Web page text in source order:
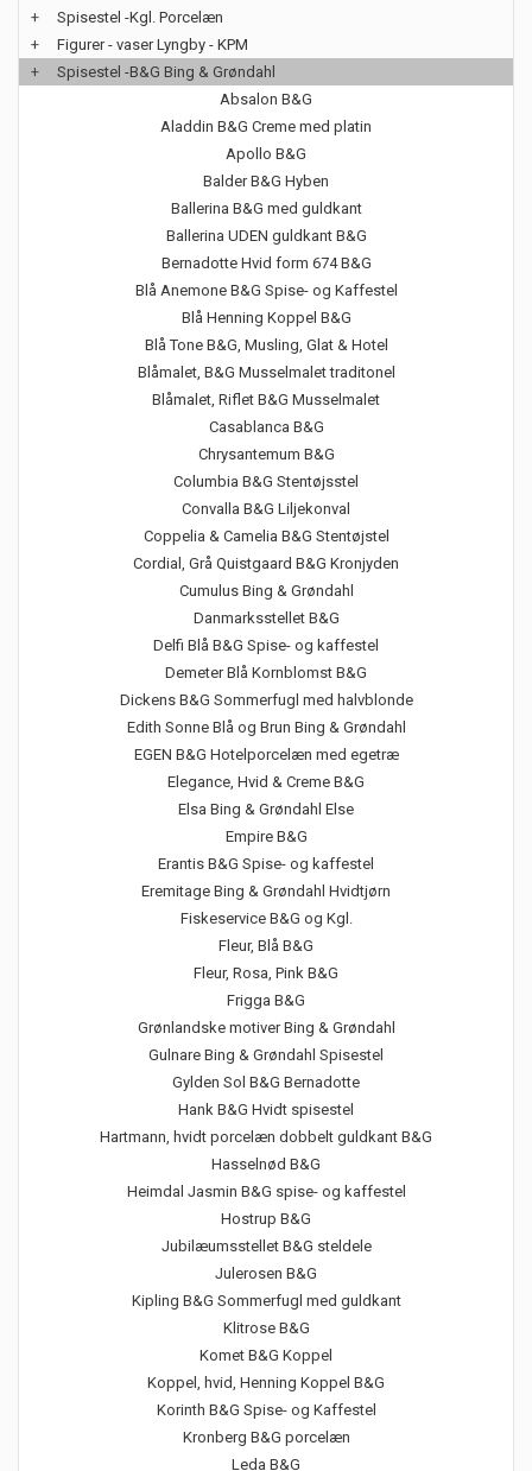
+
Spisestel -Kgl. Porcelæn
+
Figurer - vaser Lyngby - KPM
+
Spisestel -B&G Bing & Grøndahl
Absalon B&G
Aladdin B&G Creme med platin
Apollo B&G
Balder B&G Hyben
Ballerina B&G med guldkant
Ballerina UDEN guldkant B&G
Bernadotte Hvid form 674 B&G
Blå Anemone B&G Spise- og Kaffestel
Blå Henning Koppel B&G
Blå Tone B&G, Musling, Glat & Hotel
Blåmalet, B&G Musselmalet traditonel
Blåmalet, Riflet B&G Musselmalet
Casablanca B&G
Chrysantemum B&G
Columbia B&G Stentøjsstel
Convalla B&G Liljekonval
Coppelia & Camelia B&G Stentøjstel
Cordial, Grå Quistgaard B&G Kronjyden
Cumulus Bing & Grøndahl
Danmarksstellet B&G
Delfi Blå B&G Spise- og kaffestel
Demeter Blå Kornblomst B&G
Dickens B&G Sommerfugl med halvblonde
Edith Sonne Blå og Brun Bing & Grøndahl
EGEN B&G Hotelporcelæn med egetræ
Elegance, Hvid & Creme B&G
Elsa Bing & Grøndahl Else
Empire B&G
Erantis B&G Spise- og kaffestel
Eremitage Bing & Grøndahl Hvidtjørn
Fiskeservice B&G og Kgl.
Fleur, Blå B&G
Fleur, Rosa, Pink B&G
Frigga B&G
Grønlandske motiver Bing & Grøndahl
Gulnare Bing & Grøndahl Spisestel
Gylden Sol B&G Bernadotte
Hank B&G Hvidt spisestel
Hartmann, hvidt porcelæn dobbelt guldkant B&G
Hasselnød B&G
Heimdal Jasmin B&G spise- og kaffestel
Hostrup B&G
Jubilæumsstellet B&G steldele
Julerosen B&G
Kipling B&G Sommerfugl med guldkant
Klitrose B&G
Komet B&G Koppel
Koppel, hvid, Henning Koppel B&G
Korinth B&G Spise- og Kaffestel
Kronberg B&G porcelæn
Leda B&G